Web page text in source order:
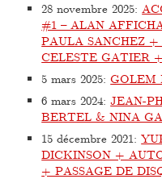
28 novembre 2025:
#1 – ALAN
PAULA SANCHEZ
CELESTE GATIER
5 mars 2025:GOLEM
6 mars 2024:JEAN-
BERTEL & NINA
15 décembre 2021:
DICKINSON +
+ PASSAGE DE